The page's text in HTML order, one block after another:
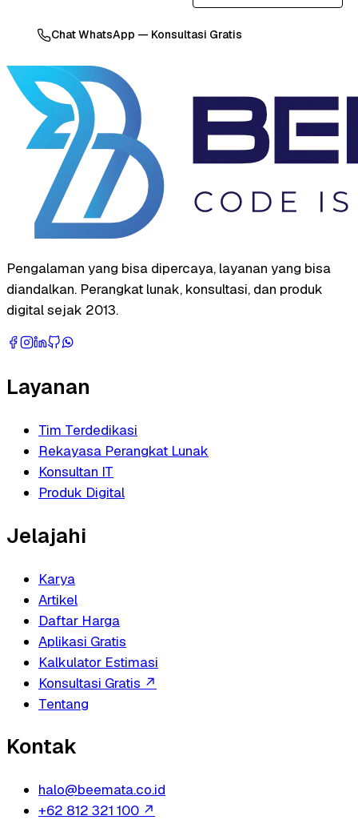
Chat WhatsApp — Konsultasi Gratis
Pengalaman yang bisa dipercaya, layanan yang bisa
diandalkan. Perangkat lunak, konsultasi, dan produk
digital sejak 2013.
Layanan
Tim Terdedikasi
Rekayasa Perangkat Lunak
Konsultan IT
Produk Digital
Jelajahi
Karya
Artikel
Daftar Harga
Aplikasi Gratis
Kalkulator Estimasi
Konsultasi Gratis ↗
Tentang
Kontak
halo@beemata.co.id
+62 812 321 100 ↗